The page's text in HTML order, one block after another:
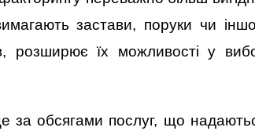
застави, поруки чи
розширює їх можливості у
за обсягами послуг, що